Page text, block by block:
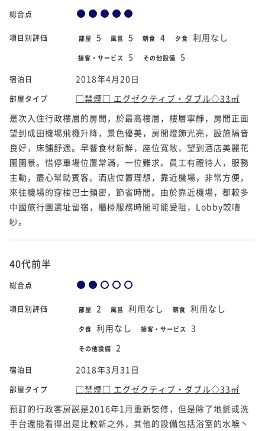
総合点
項目別評価 部屋 5 風呂 5 朝食 4 夕食 利用なし
接客・サービス 5 その他設備 5
宿泊日 2018年4月20日
部屋タイプ
□禁煙□ エグゼクティブ・ダブル◇33㎡
是次入住行政樓層的房間，於最高樓層，樓層寧靜，房間正面
望到成田機場飛機升降，景色優美，房間燈飾光亮，設施隔音
良好，床鋪舒適。早餐食材新鮮，座位寬敞，望到酒店美麗花
園園景。惜停車場位置常滿，一位難求。員工有禮待人，服務
主動，盡心幫助賓客。酒店位置理想，靠近機場，非常方便，
來往機場的穿梭巴士頻密，節省時間。由於靠近機場，都較多
中國旅行團選址留宿，櫃檯服務時間可能受阻，Lobby較嘈
吵。
40代前半
総合点
項目別評価 部屋 2 風呂 利用なし 朝食 利用なし
夕食 利用なし 接客・サービス 3
その他設備 2
宿泊日 2018年3月31日
部屋タイプ
□禁煙□ エグゼクティブ・ダブル◇33㎡
預訂的行政客房説是2016年1月重新裝修，但是除了地氈或洗
手台還能看得出是比較新之外，其他的設備包括浴室的水喉丶